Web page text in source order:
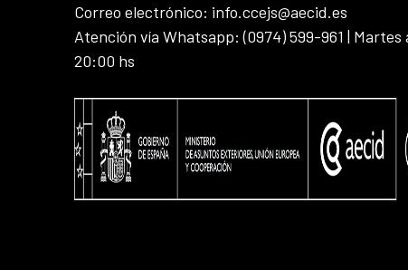
Correo electrónico: info.ccejs@aecid.es
Atención vía Whatsapp: (0974) 599-961 | Martes
20:00 hs